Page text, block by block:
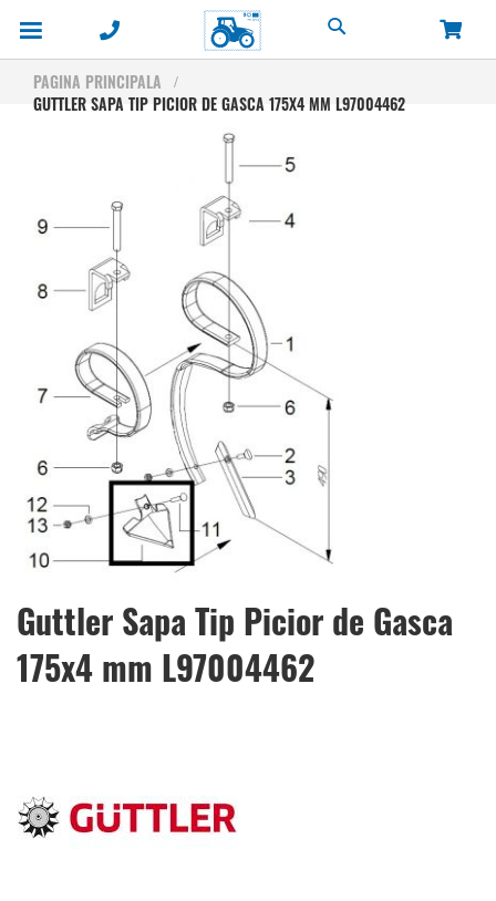
Cautare
PAGINA PRINCIPALA
GUTTLER SAPA TIP PICIOR DE GASCA 175X4 MM L97004462
gallery
Skip
to
the
beginning
Guttler Sapa Tip Picior de Gasca
175x4 mm L97004462